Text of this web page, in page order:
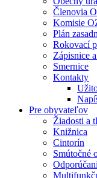
Členovia
Komisie
Plán
Rokovací
Zápisnice
Smernice
Kontakty
Pre obyvateľov
Žiadosti a
Knižnica
Cintorín
Smútočné